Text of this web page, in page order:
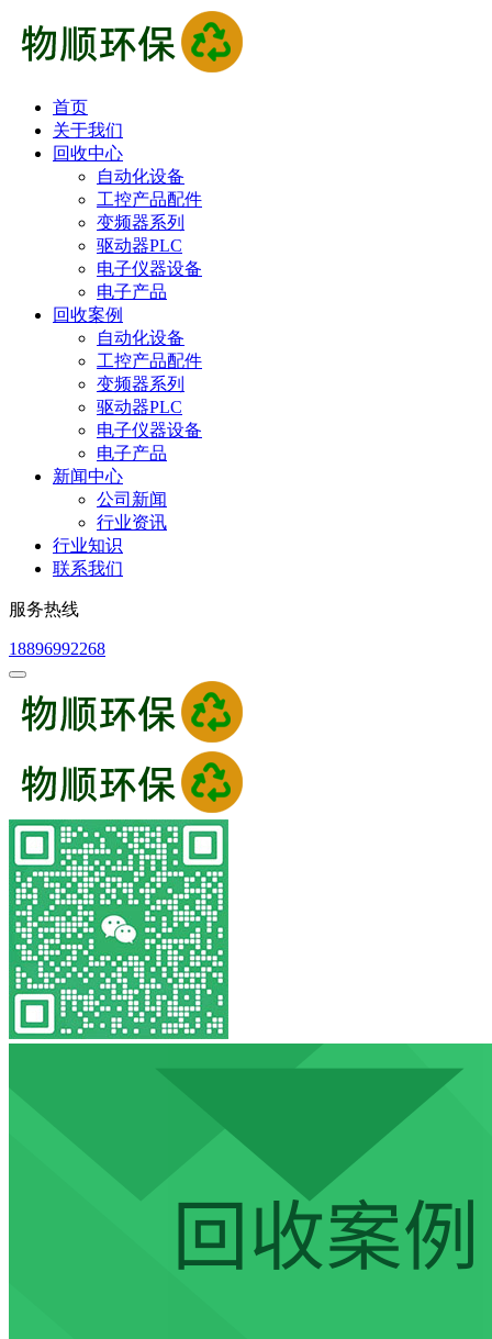
首页
关于我们
回收中心
自动化设备
工控产品配件
变频器系列
驱动器PLC
电子仪器设备
电子产品
回收案例
自动化设备
工控产品配件
变频器系列
驱动器PLC
电子仪器设备
电子产品
新闻中心
公司新闻
行业资讯
行业知识
联系我们
服务热线
18896992268